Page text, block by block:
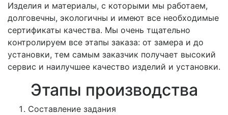
Изделия и материалы, с которыми мы работаем,
долговечны, экологичны и имеют все необходимые
сертификаты качества. Мы очень тщательно
контролируем все этапы заказа: от замера и до
установки, тем самым заказчик получает высокий
сервис и наилучшее качество изделий и установки.
Этапы производства
Составление задания